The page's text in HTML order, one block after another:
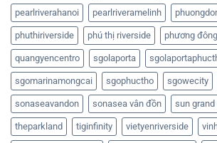
pearlriverahanoi pearlriveramelinh
phuthiriverside phú thị riverside phương
quangyencentro sgolaporta
sgomarinamongcai sgophuctho sgowecity
sonaseavandon sonasea vân đồn sun grand
theparkland tiginfinity vietyenriverside